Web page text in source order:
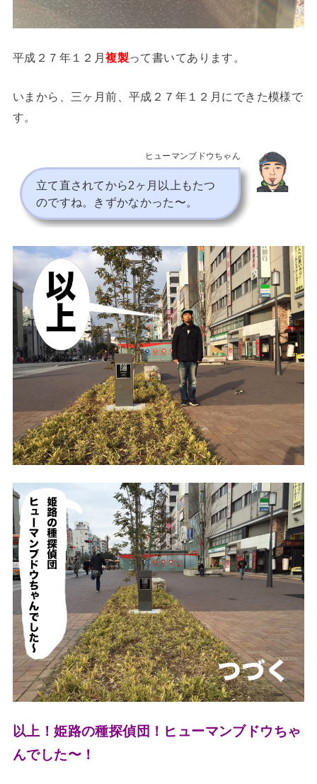
平成２７年１２月複製って書いてあります。
いまから、三ヶ月前、平成２７年１２月にできた模様で
す。
ヒューマンブドウちゃん
立て直されてから2ヶ月以上もたつ
のですね。きずかなかった〜。
以上！姫路の種探偵団！ヒューマンブドウちゃ
んでした〜！